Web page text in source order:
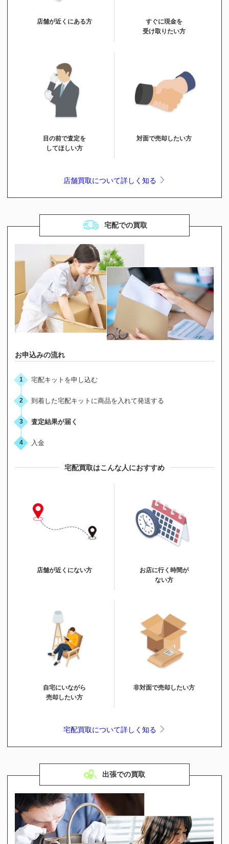
店舗が近くにある方
すぐに現金を
受け取りたい方
目の前で査定を
してほしい方
対面で売却したい方
店舗買取について詳しく知る
宅配での買取
お申込みの流れ
1 宅配キットを申し込む
2 到着した宅配キットに商品を入れて発送する
3 査定結果が届く
4 入金
宅配買取はこんな人におすすめ
店舗が近くにない方
お店に行く時間が
ない方
自宅にいながら
売却したい方
非対面で売却したい方
宅配買取について詳しく知る
出張での買取